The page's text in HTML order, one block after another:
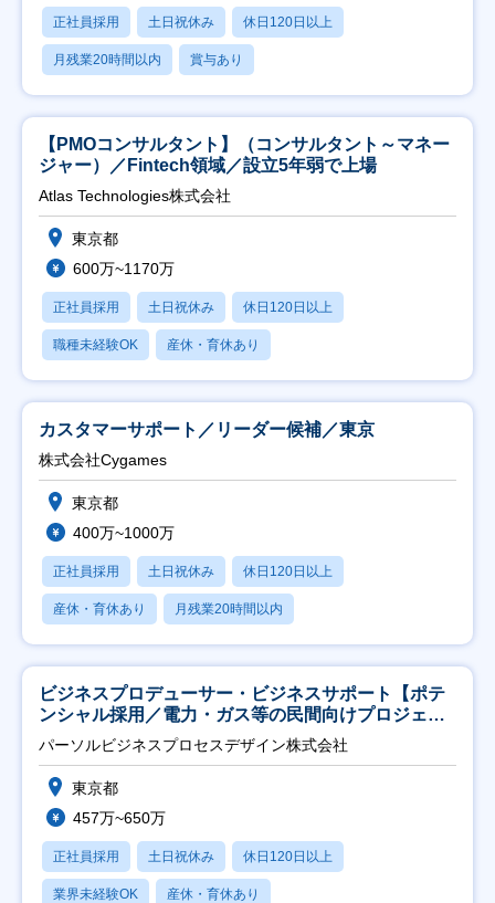
正社員採用 土日祝休み 休日120日以上
月残業20時間以内 賞与あり
【PMOコンサルタント】（コンサルタント～マネー
ジャー）／Fintech領域／設立5年弱で上場
Atlas Technologies株式会社
東京都
600万~1170万
正社員採用 土日祝休み 休日120日以上
職種未経験OK 産休・育休あり
カスタマーサポート／リーダー候補／東京
株式会社Cygames
東京都
400万~1000万
正社員採用 土日祝休み 休日120日以上
産休・育休あり 月残業20時間以内
ビジネスプロデューサー・ビジネスサポート【ポテ
ンシャル採用／電力・ガス等の民間向けプロジェク
ト推進】
パーソルビジネスプロセスデザイン株式会社
東京都
457万~650万
正社員採用 土日祝休み 休日120日以上
業界未経験OK 産休・育休あり